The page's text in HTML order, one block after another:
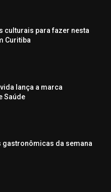
culturais para fazer nesta
Curitiba
lança a marca
Saúde
gastronômicas da semana